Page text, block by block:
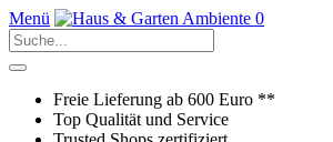
Menü 0
Freie Lieferung ab 600 Euro **
Top Qualität und Service